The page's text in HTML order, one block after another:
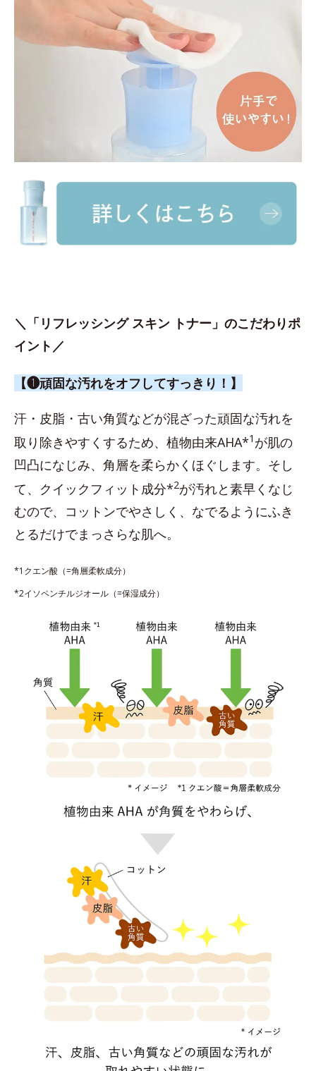
＼「リフレッシング スキン トナー」のこだわりポ
イント／
【❶頑固な汚れをオフしてすっきり！】
汗・皮脂・古い角質などが混ざった頑固な汚れを
取り除きやすくするため、植物由来AHA*1 が肌の
凹凸になじみ、角層を柔らかくほぐします。そし
て、クイックフィット成分*2が汚れと素早くなじ
むので、コットンでやさしく、なでるようにふき
とるだけでまっさらな肌へ。
*1クエン酸（=角層柔軟成分）
*2イソペンチルジオール（=保湿成分）